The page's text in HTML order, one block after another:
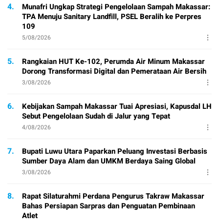
4.
Munafri Ungkap Strategi Pengelolaan Sampah Makassar:
TPA Menuju Sanitary Landfill, PSEL Beralih ke Perpres
109
5/08/2026
5.
Rangkaian HUT Ke-102, Perumda Air Minum Makassar
Dorong Transformasi Digital dan Pemerataan Air Bersih
3/08/2026
6.
Kebijakan Sampah Makassar Tuai Apresiasi, Kapusdal LH
Sebut Pengelolaan Sudah di Jalur yang Tepat
4/08/2026
7.
Bupati Luwu Utara Paparkan Peluang Investasi Berbasis
Sumber Daya Alam dan UMKM Berdaya Saing Global
3/08/2026
8.
Rapat Silaturahmi Perdana Pengurus Takraw Makassar
Bahas Persiapan Sarpras dan Penguatan Pembinaan
Atlet